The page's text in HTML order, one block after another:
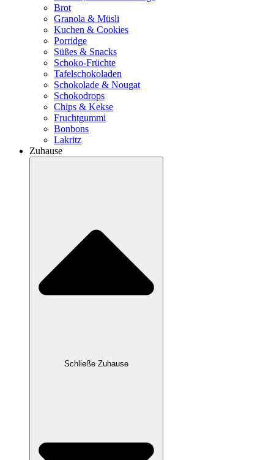
Brot
Granola & Müsli
Kuchen & Cookies
Porridge
Süßes & Snacks
Schoko-Früchte
Tafelschokoladen
Schokolade & Nougat
Schokodrops
Chips & Kekse
Fruchtgummi
Bonbons
Lakritz
Zuhause
Schließe Zuhause